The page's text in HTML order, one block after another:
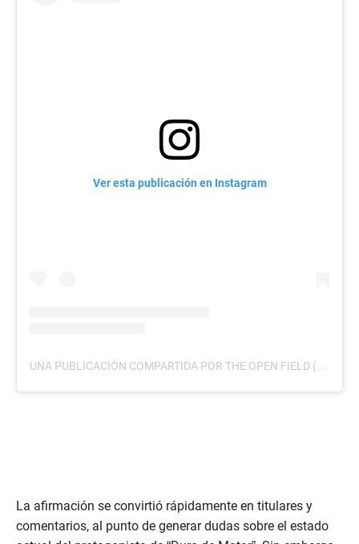
Ver esta publicación en Instagram
UNA PUBLICACIÓN COMPARTIDA POR THE OPEN FIELD (@OPENFIELDBOOKS)
La afirmación se convirtió rápidamente en titulares y
comentarios, al punto de generar dudas sobre el estado